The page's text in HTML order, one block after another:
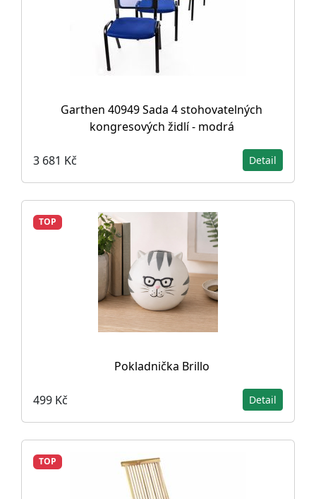
Garthen 40949 Sada 4 stohovatelných
kongresových židlí - modrá
3 681 Kč Detail
TOP
Pokladnička Brillo
499 Kč Detail
TOP